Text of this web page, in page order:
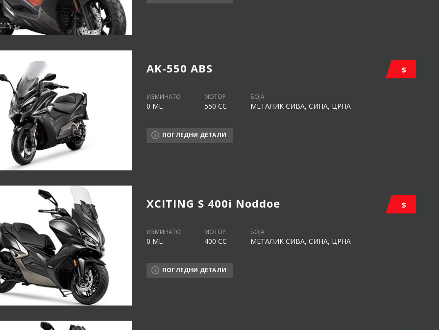
$
AK-550 ABS
ИЗМИНАТО
0 ML
МОТОР
550 CC
БОЈА
МЕТАЛИК СИВА, СИНА, ЦРНА
ПОГЛЕДНИ ДЕТАЛИ
$
XCITING S 400i Noddoe
ИЗМИНАТО
0 ML
МОТОР
400 CC
БОЈА
МЕТАЛИК СИВА, СИНА, ЦРНА
ПОГЛЕДНИ ДЕТАЛИ